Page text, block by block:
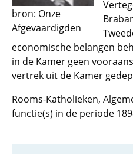
bron: Onze
Afgevaardigden
economische belangen
in de Kamer geen
vertrek uit de Kamer
Rooms-Katholieken,
functie(s) in de periode